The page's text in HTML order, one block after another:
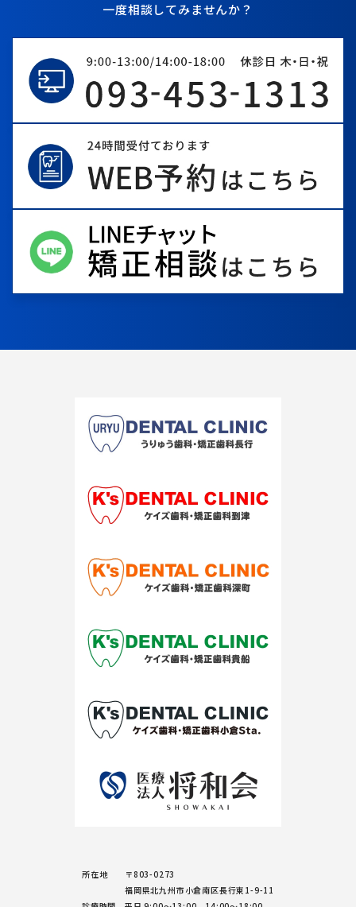
一度相談してみませんか？
所在地
〒803-0273
福岡県北九州市小倉南区長行東1-9-11